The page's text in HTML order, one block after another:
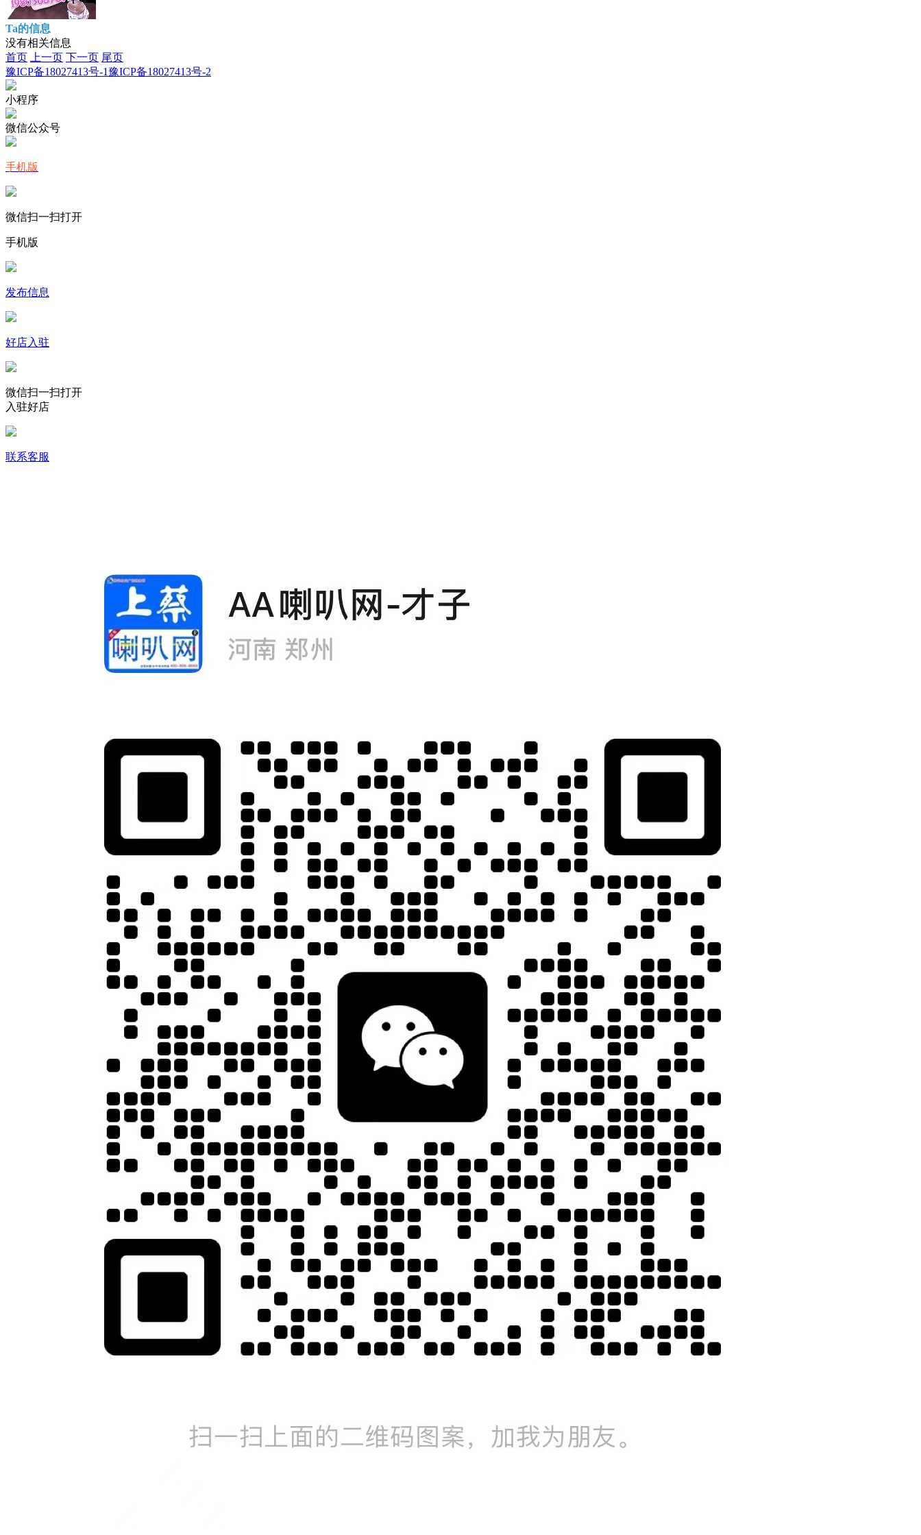
Ta的信息
没有相关信息
首页
上一页 下一页 尾页
豫ICP备18027413号-1豫ICP备18027413号-2
小程序
微信公众号
手机版
微信扫一扫打开
手机版
发布信息
好店入驻
微信扫一扫打开
入驻好店
联系客服